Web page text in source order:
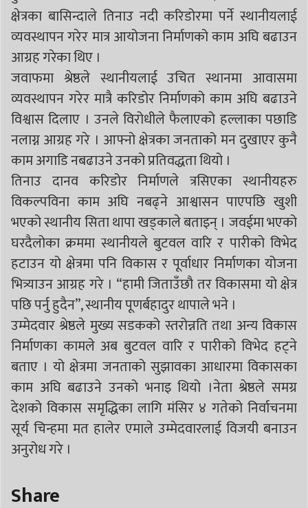
क्षेत्रका बासिन्दाले तिनाउ नदी करिडोरमा पर्ने स्थानीयलाई
व्यवस्थापन गरेर मात्र आयोजना निर्माणको काम अघि बढाउन
आग्रह गरेका थिए ।
जवाफमा श्रेष्ठले स्थानीयलाई उचित स्थानमा आवासमा
व्यवस्थापन गरेर मात्रै करिडोर निर्माणको काम अघि बढाउने
विश्वास दिलाए । उनले विरोधीले फैलाएको हल्लाका पछाडि
नलाग्न आग्रह गरे । आफ्नो क्षेत्रका जनताको मन दुखाएर कुनै
काम अगाडि नबढाउने उनको प्रतिवद्धता थियो ।
तिनाउ दानव करिडोर निर्माणले त्रसिएका स्थानीयहरु
विकल्पविना काम अघि नबढ्ने आश्वासन पाएपछि खुशी
भएको स्थानीय सिता थापा खड्काले बताइन् । जवईमा भएको
घरदैलोका क्रममा स्थानीयले बुटवल वारि र पारीको विभेद
हटाउन यो क्षेत्रमा पनि विकास र पूर्वाधार निर्माणका योजना
भित्र्याउन आग्रह गरे । “हामी जिताउँछौ तर विकासमा यो क्षेत्र
पछि पर्नु हुदैन”, स्थानीय पूणर्बहादुर थापाले भने ।
उम्मेदवार श्रेष्ठले मुख्य सडकको स्तरोन्नति तथा अन्य विकास
निर्माणका कामले अब बुटवल वारि र पारीको विभेद हट्ने
बताए । यो क्षेत्रमा जनताको सुझावका आधारमा विकासका
काम अघि बढाउने उनको भनाइ थियो ।नेता श्रेष्ठले समग्र
देशको विकास समृद्धिका लागि मंसिर ४ गतेको निर्वाचनमा
सूर्य चिन्हमा मत हालेर एमाले उम्मेदवारलाई विजयी बनाउन
अनुरोध गरे ।
Share